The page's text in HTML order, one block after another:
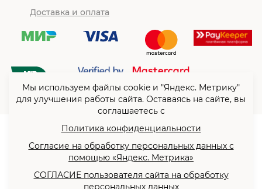
Доставка и оплата
© ООО “Согласие”2026
Политика конфиденциальности
Согласие на обработку
персональных данных с
Мы используем файлы cookie и "Яндекс. Метрику"
для улучшения работы сайта. Оставаясь на сайте, вы
соглашаетесь с
Политика конфиденциальности
Согласие на обработку персональных данных с
помощью «Яндекс. Метрика»
СОГЛАСИЕ пользователя сайта на обработку
персональных данных